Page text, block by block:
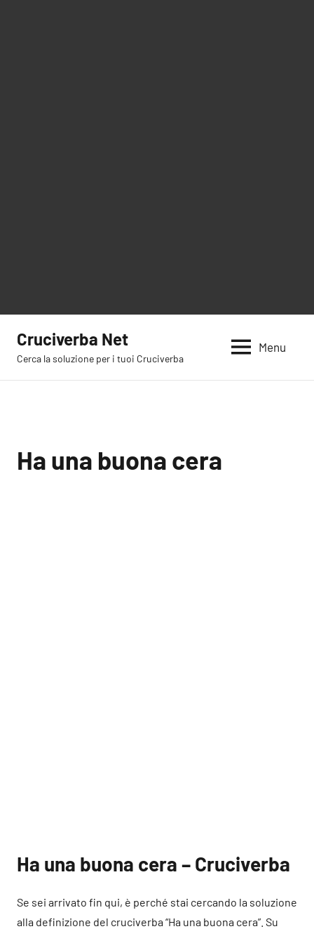
contenuto
Cruciverba Net
Cerca la soluzione per i tuoi Cruciverba
Menu
Ha una buona cera
Ha una buona cera – Cruciverba
Se sei arrivato fin qui, è perché stai cercando la soluzione
alla definizione del cruciverba “Ha una buona cera”. Su